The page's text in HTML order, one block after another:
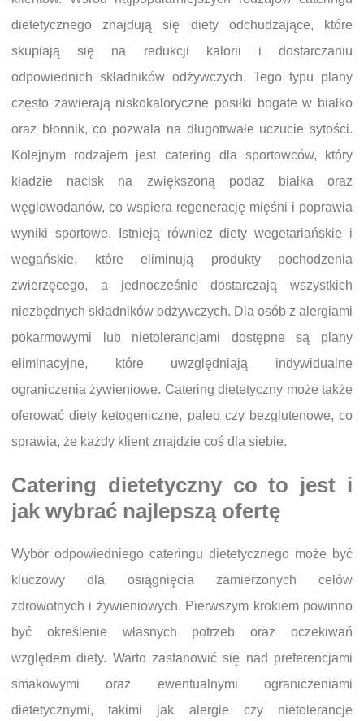
dietetycznego znajdują się diety odchudzające, które
skupiają się na redukcji kalorii i dostarczaniu
odpowiednich składników odżywczych. Tego typu plany
często zawierają niskokaloryczne posiłki bogate w białko
oraz błonnik, co pozwala na długotrwałe uczucie sytości.
Kolejnym rodzajem jest catering dla sportowców, który
kładzie nacisk na zwiększoną podaż białka oraz
węglowodanów, co wspiera regenerację mięśni i poprawia
wyniki sportowe. Istnieją również diety wegetariańskie i
wegańskie, które eliminują produkty pochodzenia
zwierzęcego, a jednocześnie dostarczają wszystkich
niezbędnych składników odżywczych. Dla osób z alergiami
pokarmowymi lub nietolerancjami dostępne są plany
eliminacyjne, które uwzględniają indywidualne
ograniczenia żywieniowe. Catering dietetyczny może także
oferować diety ketogeniczne, paleo czy bezglutenowe, co
sprawia, że każdy klient znajdzie coś dla siebie.
Catering dietetyczny co to jest i
jak wybrać najlepszą ofertę
Wybór odpowiedniego cateringu dietetycznego może być
kluczowy dla osiągnięcia zamierzonych celów
zdrowotnych i żywieniowych. Pierwszym krokiem powinno
być określenie własnych potrzeb oraz oczekiwań
względem diety. Warto zastanowić się nad preferencjami
smakowymi oraz ewentualnymi ograniczeniami
dietetycznymi, takimi jak alergie czy nietolerancje